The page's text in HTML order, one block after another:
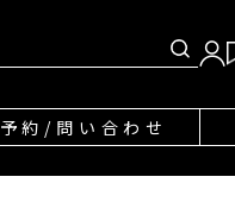
予約/問い合わせ